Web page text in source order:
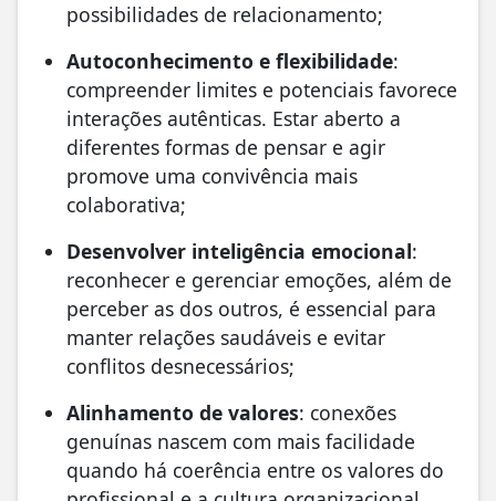
possibilidades de relacionamento;
Autoconhecimento e flexibilidade:
compreender limites e potenciais favorece
interações autênticas. Estar aberto a
diferentes formas de pensar e agir
promove uma convivência mais
colaborativa;
Desenvolver inteligência emocional:
reconhecer e gerenciar emoções, além de
perceber as dos outros, é essencial para
manter relações saudáveis e evitar
conflitos desnecessários;
Alinhamento de valores: conexões
genuínas nascem com mais facilidade
quando há coerência entre os valores do